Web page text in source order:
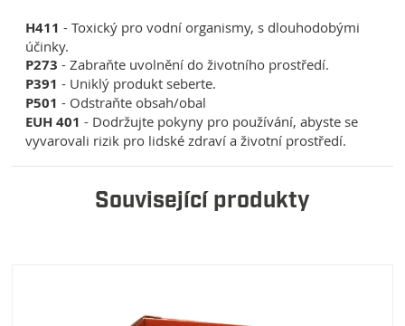
H411 - Toxický pro vodní organismy, s dlouhodobými
účinky.
P273 - Zabraňte uvolnění do životního prostředí.
P391- Uniklý produkt seberte.
P501 - Odstraňte obsah/obal
EUH 401 - Dodržujte pokyny pro používání, abyste se
vyvarovali rizik pro lidské zdraví a životní prostředí.
Související produkty